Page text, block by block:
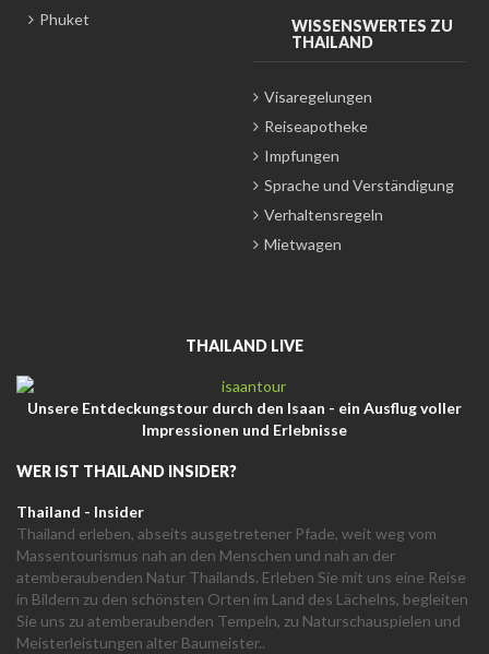
Phuket
WISSENSWERTES ZU
THAILAND
Visaregelungen
Reiseapotheke
Impfungen
Sprache und Verständigung
Verhaltensregeln
Mietwagen
THAILAND LIVE
Unsere Entdeckungstour durch den Isaan - ein Ausflug voller
Impressionen und Erlebnisse
WER IST THAILAND INSIDER?
Thailand - Insider
Thailand erleben, abseits ausgetretener Pfade, weit weg vom
Massentourismus nah an den Menschen und nah an der
atemberaubenden Natur Thailands. Erleben Sie mit uns eine Reise
in Bildern zu den schönsten Orten im Land des Lächelns, begleiten
Sie uns zu atemberaubenden Tempeln, zu Naturschauspielen und
Meisterleistungen alter Baumeister..